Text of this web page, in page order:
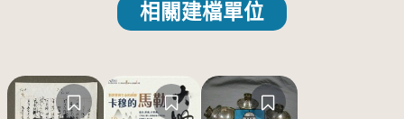
相關建檔單位